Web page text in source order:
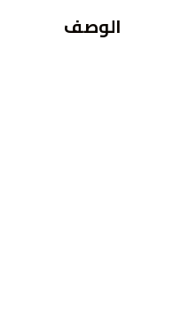
الوصف